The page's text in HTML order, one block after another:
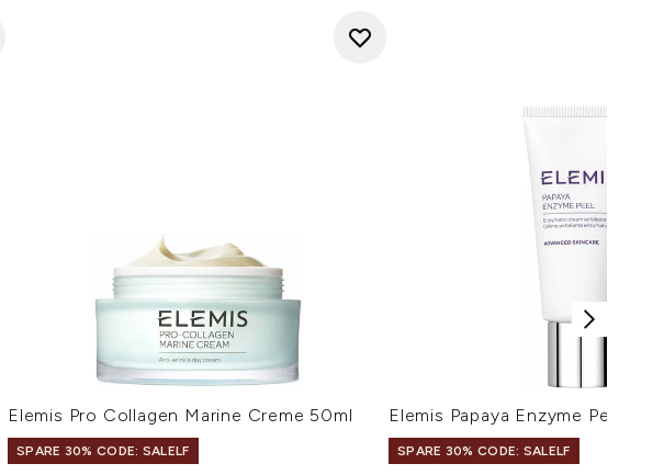
Elemis Pro Collagen Marine Creme 50ml
SPARE 30% CODE: SALELF
Elemis Papaya Enzyme Peeling
SPARE 30% CODE: SALELF